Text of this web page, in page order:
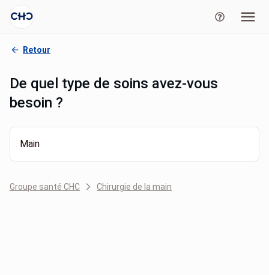
Retour
De quel type de soins avez-vous
besoin ?
Main
Groupe santé CHC Chirurgie de la main